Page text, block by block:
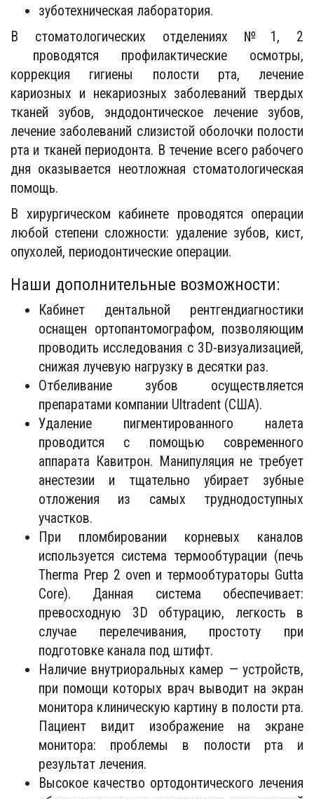
зуботехническая лаборатория.
В стоматологических отделениях №1, 2
проводятся профилактические осмотры,
коррекция гигиены полости рта, лечение
кариозных и некариозных заболеваний твердых
тканей зубов, эндодонтическое лечение зубов,
лечение заболеваний слизистой оболочки полости
рта и тканей периодонта. В течение всего рабочего
дня оказывается неотложная стоматологическая
помощь.
В хирургическом кабинете проводятся операции
любой степени сложности: удаление зубов, кист,
опухолей, периодонтические операции.
Наши дополнительные возможности:
Кабинет дентальной рентгендиагностики
оснащен ортопантомографом, позволяющим
проводить исследования с 3D-визуализацией,
снижая лучевую нагрузку в десятки раз.
Отбеливание зубов осуществляется
препаратами компании Ultradent (США).
Удаление пигментированного налета
проводится с помощью современного
аппарата Кавитрон. Манипуляция не требует
анестезии и тщательно убирает зубные
отложения из самых труднодоступных
участков.
При пломбировании корневых каналов
используется система термообтурации (печь
Therma Prep 2 oven и термообтураторы Gutta
Core). Данная система обеспечивает:
превосходную 3D обтурацию, легкость в
случае перелечивания, простоту при
подготовке канала под штифт.
Наличие внутриоральных камер — устройств,
при помощи которых врач выводит на экран
монитора клиническую картину в полости рта.
Пациент видит изображение на экране
монитора: проблемы в полости рта и
результат лечения.
Высокое качество ортодонтического лечения